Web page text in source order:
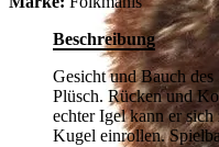
Beschreibung
Gesicht und Bauch
Plüsch. Rücken und
echter Igel kann er
Kugel einrollen.